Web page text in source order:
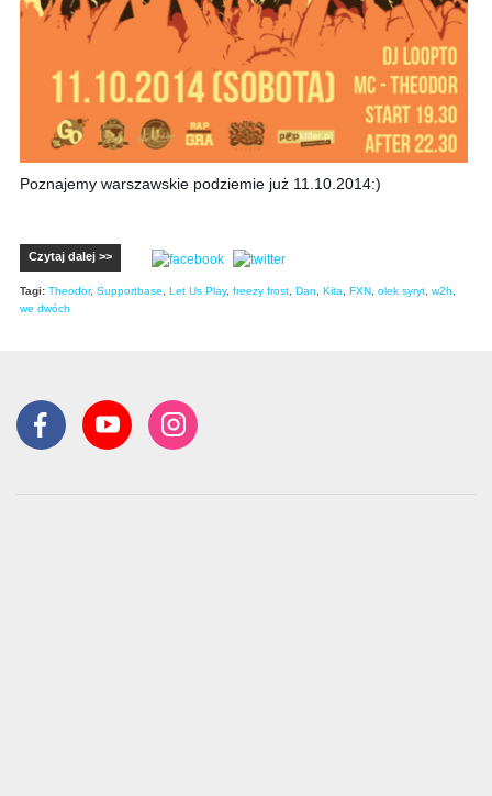
Poznajemy warszawskie podziemie już 11.10.2014:)
Czytaj dalej >>
Tagi: Theodor, Supportbase Let Us Play, freezy frost Dan Kita FXN olek syryt w2h
we dwóch